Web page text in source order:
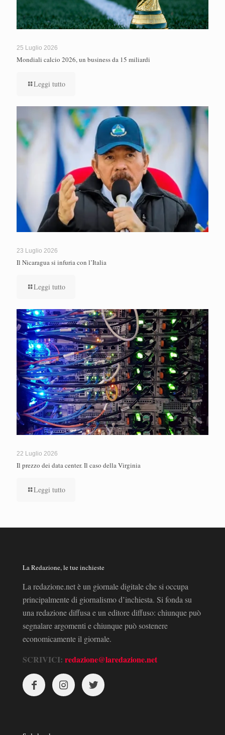
25 Luglio 2026
Mondiali calcio 2026, un business da 15 miliardi
Leggi tutto
23 Luglio 2026
Il Nicaragua si infuria con l’Italia
Leggi tutto
22 Luglio 2026
Il prezzo dei data center. Il caso della Virginia
Leggi tutto
La Redazione, le tue inchieste
La redazione.net è un giornale digitale che si occupa
principalmente di giornalismo d’inchiesta. Si fonda su
una redazione diffusa e un editore diffuso: chiunque può
segnalare argomenti e chiunque può sostenere
economicamente il giornale.
SCRIVICI: redazione@laredazione.net